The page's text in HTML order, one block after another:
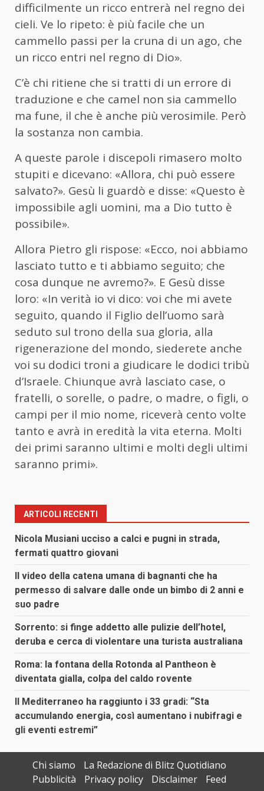
difficilmente un ricco entrerà nel regno dei
cieli. Ve lo ripeto: è più facile che un
cammello passi per la cruna di un ago, che
un ricco entri nel regno di Dio».
C’è chi ritiene che si tratti di un errore di
traduzione e che camel non sia cammello
ma fune, il che è anche più verosimile. Però
la sostanza non cambia.
A queste parole i discepoli rimasero molto
stupiti e dicevano: «Allora, chi può essere
salvato?». Gesù li guardò e disse: «Questo è
impossibile agli uomini, ma a Dio tutto è
possibile».
Allora Pietro gli rispose: «Ecco, noi abbiamo
lasciato tutto e ti abbiamo seguito; che
cosa dunque ne avremo?». E Gesù disse
loro: «In verità io vi dico: voi che mi avete
seguito, quando il Figlio dell’uomo sarà
seduto sul trono della sua gloria, alla
rigenerazione del mondo, siederete anche
voi su dodici troni a giudicare le dodici tribù
d’Israele. Chiunque avrà lasciato case, o
fratelli, o sorelle, o padre, o madre, o figli, o
campi per il mio nome, riceverà cento volte
tanto e avrà in eredità la vita eterna. Molti
dei primi saranno ultimi e molti degli ultimi
saranno primi».
ARTICOLI RECENTI
Nicola Musiani ucciso a calci e pugni in strada,
fermati quattro giovani
Il video della catena umana di bagnanti che ha
permesso di salvare dalle onde un bimbo di 2 anni e
suo padre
Sorrento: si finge addetto alle pulizie dell’hotel,
deruba e cerca di violentare una turista australiana
Roma: la fontana della Rotonda al Pantheon è
diventata gialla, colpa del caldo rovente
Il Mediterraneo ha raggiunto i 33 gradi: “Sta
accumulando energia, così aumentano i nubifragi e
gli eventi estremi”
Chi siamo
La Redazione di Blitz Quotidiano
Pubblicità
Privacy policy Disclaimer Feed